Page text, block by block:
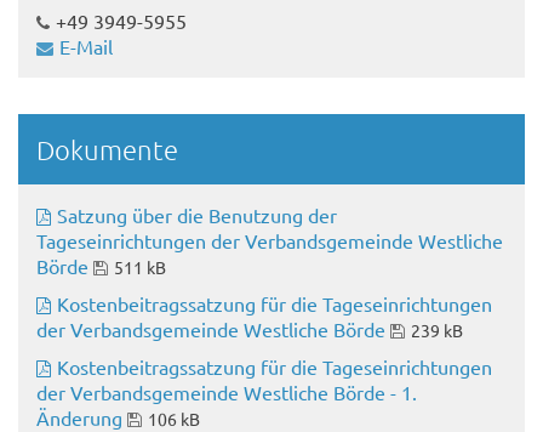
+49 3949-5955
E-Mail
Dokumente
Satzung über die Benutzung der
Tageseinrichtungen der Verbandsgemeinde Westliche
Börde
511 kB
Kostenbeitragssatzung für die Tageseinrichtungen
der Verbandsgemeinde Westliche Börde
239 kB
Kostenbeitragssatzung für die Tageseinrichtungen
der Verbandsgemeinde Westliche Börde - 1.
Änderung
106 kB